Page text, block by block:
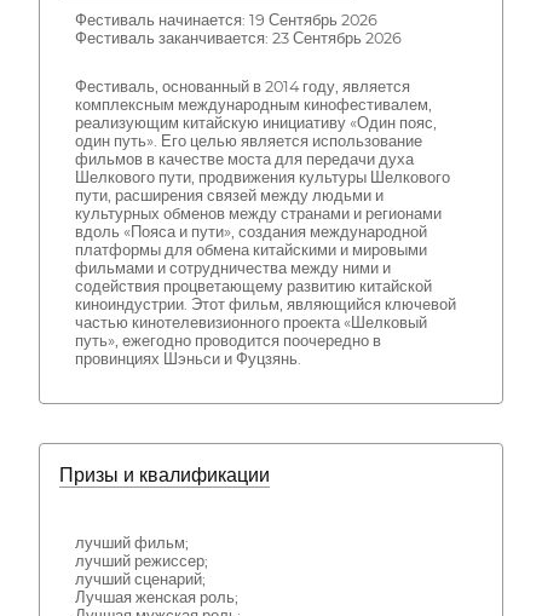
Фестиваль начинается: 19 Сентябрь 2026
Фестиваль заканчивается: 23 Сентябрь 2026
Фестиваль, основанный в 2014 году, является
комплексным международным кинофестивалем,
реализующим китайскую инициативу «Один пояс,
один путь». Его целью является использование
фильмов в качестве моста для передачи духа
Шелкового пути, продвижения культуры Шелкового
пути, расширения связей между людьми и
культурных обменов между странами и регионами
вдоль «Пояса и пути», создания международной
платформы для обмена китайскими и мировыми
фильмами и сотрудничества между ними и
содействия процветающему развитию китайской
киноиндустрии. Этот фильм, являющийся ключевой
частью кинотелевизионного проекта «Шелковый
путь», ежегодно проводится поочередно в
провинциях Шэньси и Фуцзянь.
Призы и квалификации
лучший фильм;
лучший режиссер;
лучший сценарий;
Лучшая женская роль;